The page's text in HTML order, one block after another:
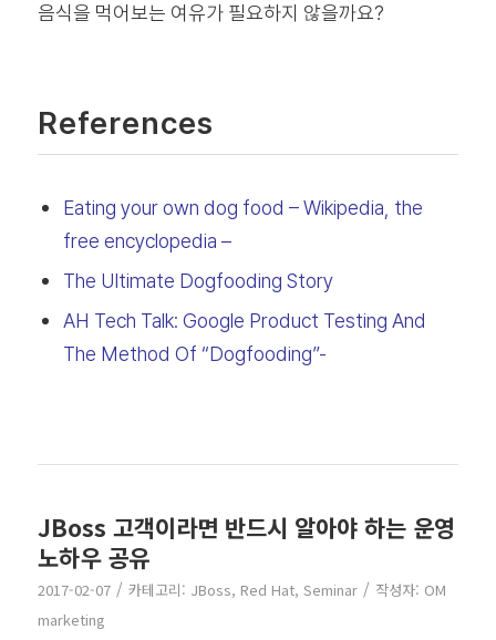
음식을 먹어보는 여유가 필요하지 않을까요?
References
Eating your own dog food – Wikipedia, the
free encyclopedia –
The Ultimate Dogfooding Story
AH Tech Talk: Google Product Testing And
The Method Of “Dogfooding”-
JBoss 고객이라면 반드시 알아야 하는 운영
노하우 공유
2017-02-07 / 카테고리: JBoss, Red Hat, Seminar / 작성자: OM
marketing